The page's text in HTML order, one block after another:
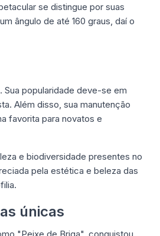
se distingue por suas
ângulo de até 160 graus, daí o
popularidade deve-se em
Além disso, sua manutenção
favorita para novatos e
e biodiversidade presentes no
pela estética e beleza das
únicas